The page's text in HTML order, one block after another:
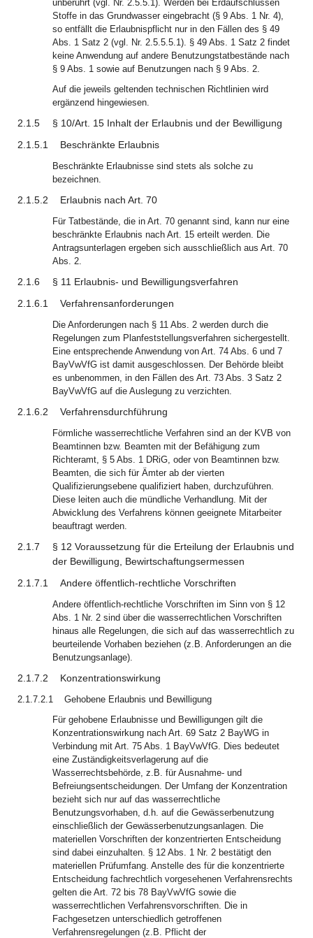
unberührt (vgl. Nr. 2.5.5.1). Werden bei Erdaufschlüssen
Stoffe in das Grundwasser eingebracht (§ 9 Abs. 1 Nr. 4),
so entfällt die Erlaubnispflicht nur in den Fällen des § 49
Abs. 1 Satz 2 (vgl. Nr. 2.5.5.5.1). § 49 Abs. 1 Satz 2 findet
keine Anwendung auf andere Benutzungstatbestände nach
§ 9 Abs. 1 sowie auf Benutzungen nach § 9 Abs. 2.
Auf die jeweils geltenden technischen Richtlinien wird
ergänzend hingewiesen.
2.1.5
§ 10/Art. 15 Inhalt der Erlaubnis und der Bewilligung
2.1.5.1
Beschränkte Erlaubnis
Beschränkte Erlaubnisse sind stets als solche zu
bezeichnen.
2.1.5.2 Erlaubnis nach Art. 70
Für Tatbestände, die in Art. 70 genannt sind, kann nur eine
beschränkte Erlaubnis nach Art. 15 erteilt werden. Die
Antragsunterlagen ergeben sich ausschließlich aus Art. 70
Abs. 2.
2.1.6
§ 11 Erlaubnis- und Bewilligungsverfahren
2.1.6.1
Verfahrensanforderungen
Die Anforderungen nach § 11 Abs. 2 werden durch die
Regelungen zum Planfeststellungsverfahren sichergestellt.
Eine entsprechende Anwendung von Art. 74 Abs. 6 und 7
BayVwVfG ist damit ausgeschlossen. Der Behörde bleibt
es unbenommen, in den Fällen des Art. 73 Abs. 3 Satz 2
BayVwVfG auf die Auslegung zu verzichten.
2.1.6.2 Verfahrensdurchführung
Förmliche wasserrechtliche Verfahren sind an der KVB von
Beamtinnen bzw. Beamten mit der Befähigung zum
Richteramt, § 5 Abs. 1 DRiG, oder von Beamtinnen bzw.
Beamten, die sich für Ämter ab der vierten
Qualifizierungsebene qualifiziert haben, durchzuführen.
Diese leiten auch die mündliche Verhandlung. Mit der
Abwicklung des Verfahrens können geeignete Mitarbeiter
beauftragt werden.
2.1.7
§ 12 Voraussetzung für die Erteilung der Erlaubnis und
der Bewilligung, Bewirtschaftungsermessen
2.1.7.1
Andere öffentlich-rechtliche Vorschriften
Andere öffentlich-rechtliche Vorschriften im Sinn von § 12
Abs. 1 Nr. 2 sind über die wasserrechtlichen Vorschriften
hinaus alle Regelungen, die sich auf das wasserrechtlich zu
beurteilende Vorhaben beziehen (z.B. Anforderungen an die
Benutzungsanlage).
2.1.7.2 Konzentrationswirkung
2.1.7.2.1
Gehobene Erlaubnis und Bewilligung
Für gehobene Erlaubnisse und Bewilligungen gilt die
Konzentrationswirkung nach Art. 69 Satz 2 BayWG in
Verbindung mit Art. 75 Abs. 1 BayVwVfG. Dies bedeutet
eine Zuständigkeitsverlagerung auf die
Wasserrechtsbehörde, z.B. für Ausnahme- und
Befreiungsentscheidungen. Der Umfang der Konzentration
bezieht sich nur auf das wasserrechtliche
Benutzungsvorhaben, d.h. auf die Gewässerbenutzung
einschließlich der Gewässerbenutzungsanlagen. Die
materiellen Vorschriften der konzentrierten Entscheidung
sind dabei einzuhalten. § 12 Abs. 1 Nr. 2 bestätigt den
materiellen Prüfumfang. Anstelle des für die konzentrierte
Entscheidung fachrechtlich vorgesehenen Verfahrensrechts
gelten die Art. 72 bis 78 BayVwVfG sowie die
wasserrechtlichen Verfahrensvorschriften. Die in
Fachgesetzen unterschiedlich getroffenen
Verfahrensregelungen (z.B. Pflicht der